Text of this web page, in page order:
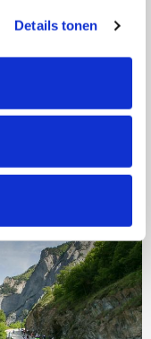
wijzigen of
de pagina. De
“details”.
Details tonen